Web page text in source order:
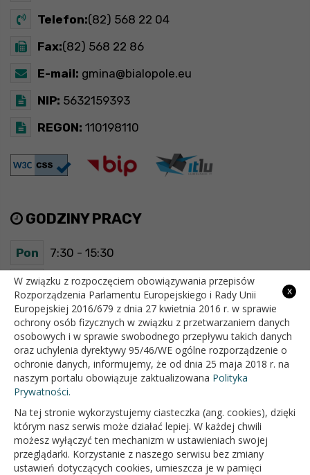
Telefon:(82) 568 22 04
Fax:(82) 568 22 86
E-mail: gmina@bialopole.eu
NIP: 5632159393
REGON: 110198110
GODZINY PRACY
Pon 7:30 - 15:30
Wt 7:30 - 15:30
Śr 7:30 - 15:30
Czw 7:30 - 15:30
Pt 7:30 - 15:30
OFICJALNY SERWIS INTERNETOWY GMINY BIAŁOPOLE
x
W związku z rozpoczęciem obowiązywania przepisów
Rozporządzenia Parlamentu Europejskiego i Rady Unii
Europejskiej 2016/679 z dnia 27 kwietnia 2016 r. w sprawie
ochrony osób fizycznych w związku z przetwarzaniem danych
osobowych i w sprawie swobodnego przepływu takich danych
oraz uchylenia dyrektywy 95/46/WE ogólne rozporządzenie o
ochronie danych, informujemy, że od dnia 25 maja 2018 r. na
naszym portalu obowiązuje zaktualizowana Polityka
Prywatności.
Na tej stronie wykorzystujemy ciasteczka (ang. cookies), dzięki
którym nasz serwis może działać lepiej. W każdej chwili
możesz wyłączyć ten mechanizm w ustawieniach swojej
przeglądarki. Korzystanie z naszego serwisu bez zmiany
ustawień dotyczących cookies, umieszcza je w pamięci